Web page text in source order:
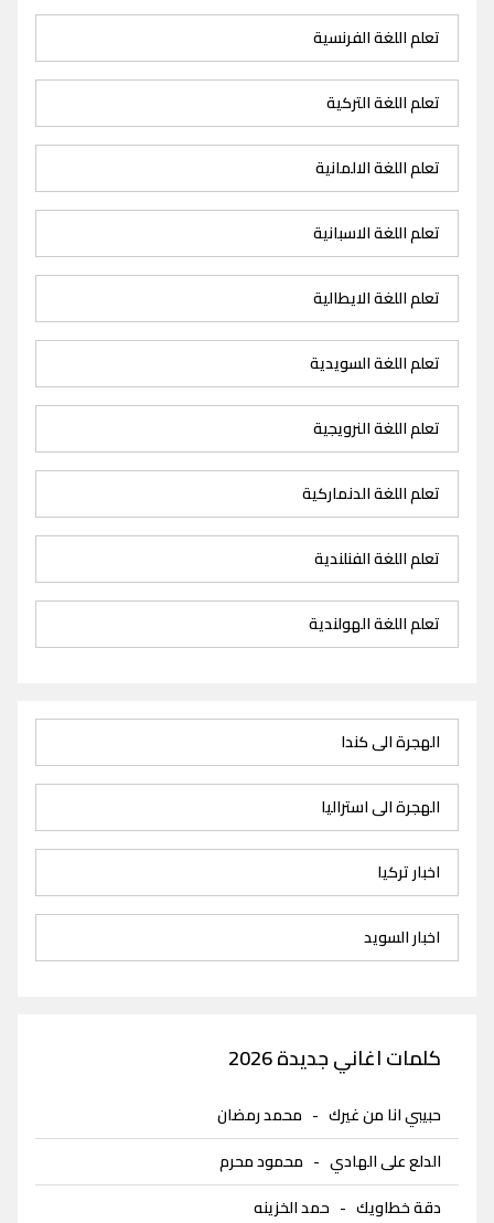
تعلم اللغة الفرنسية
تعلم اللغة التركية
تعلم اللغة الالمانية
تعلم اللغة الاسبانية
تعلم اللغة الايطالية
تعلم اللغة السويدية
تعلم اللغة النرويجية
تعلم اللغة الدنماركية
تعلم اللغة الفنلندية
تعلم اللغة الهولندية
الهجرة الى كندا
الهجرة الى استراليا
اخبار تركيا
اخبار السويد
كلمات اغاني جديدة 2026
حبيبي انا من غيرك - محمد رمضان
الدلع على الهادي - محمود محرم
دقة خطاويك - حمد الخزينه